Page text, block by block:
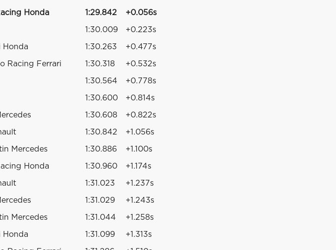
Honda 1:29.842 +0.056s
1:30.009 +0.223s
Honda 1:30.263 +0.477s
Racing Ferrari 1:30.318 +0.532s
1:30.564 +0.778s
1:30.600 +0.814s
1:30.608 +0.822s
1:30.842 +1.056s
Mercedes 1:30.886 +1.100s
Honda 1:30.960 +1.174s
1:31.023 +1.237s
1:31.029 +1.243s
Mercedes 1:31.044 +1.258s
Honda 1:31.099 +1.313s